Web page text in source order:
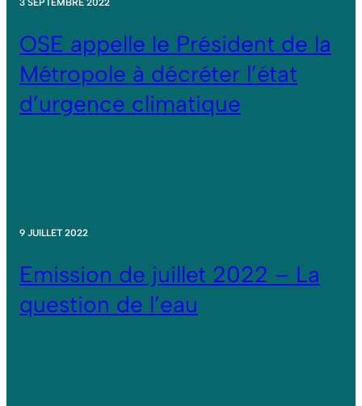
3 SEPTEMBRE 2022
OSE appelle le Président de la
Métropole à décréter l’état
d’urgence climatique
9 JUILLET 2022
Emission de juillet 2022 – La
question de l’eau